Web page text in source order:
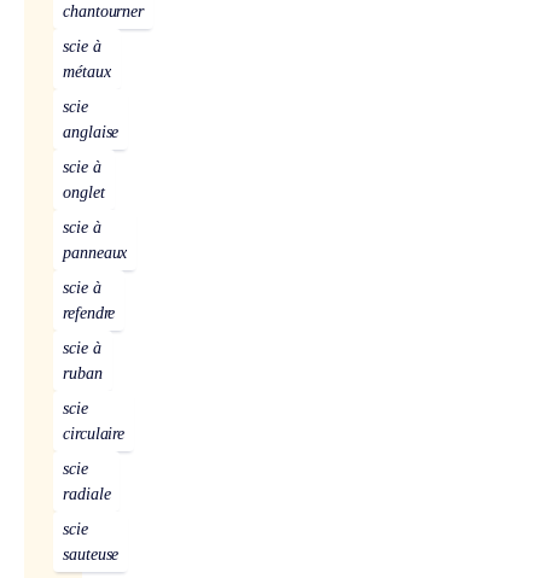
chantourner
scie à
métaux
scie
anglaise
scie à
onglet
scie à
panneaux
scie à
refendre
scie à
ruban
scie
circulaire
scie
radiale
scie
sauteuse